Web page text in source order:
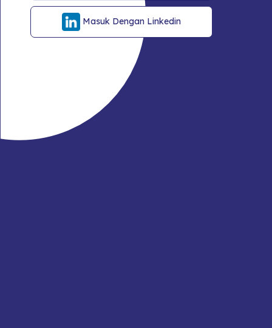
Masuk Dengan Linkedin